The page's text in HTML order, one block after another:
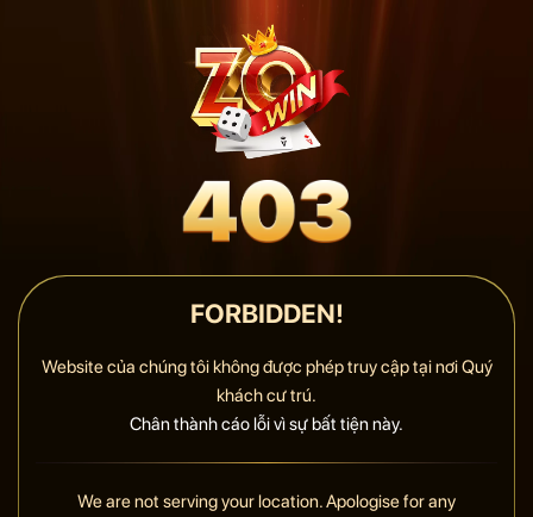
FORBIDDEN!
Website của chúng tôi không được phép truy cập tại nơi Quý
khách cư trú.
Chân thành cáo lỗi vì sự bất tiện này.
We are not serving your location. Apologise for any